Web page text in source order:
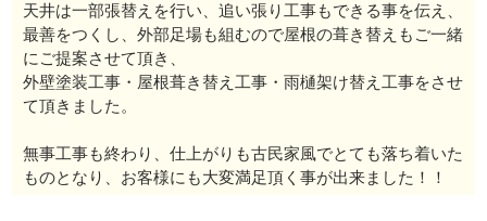
天井は一部張替えを行い、追い張り工事もできる事を伝え、
最善をつくし、外部足場も組むので屋根の葺き替えもご一緒
にご提案させて頂き、
外壁塗装工事・屋根葺き替え工事・雨樋架け替え工事をさせ
て頂きました。
無事工事も終わり、仕上がりも古民家風でとても落ち着いた
ものとなり、お客様にも大変満足頂く事が出来ました！！